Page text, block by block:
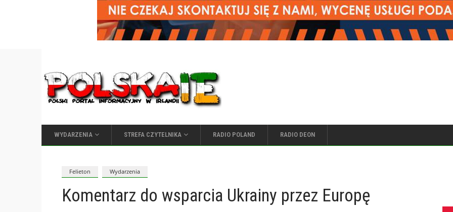
WYDARZENIA STREFA CZYTELNIKA RADIO POLAND RADIO DEON
Felieton Wydarzenia
Komentarz do wsparcia Ukrainy przez Europę